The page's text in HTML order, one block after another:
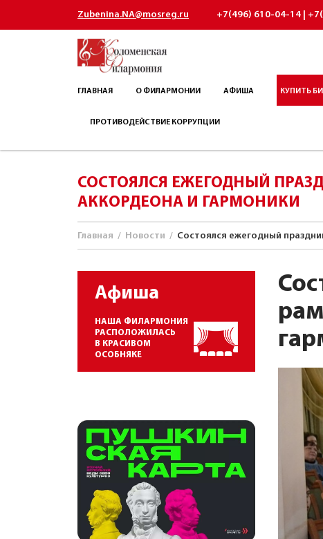
Zubenina.NA@mosreg.ru +7(496) 610-04-14 |
ГЛАВНАЯ О ФИЛАРМОНИИ АФИША КУПИТЬ
ПРОТИВОДЕЙСТВИЕ КОРРУПЦИИ
СОСТОЯЛСЯ ЕЖЕГОДНЫЙ
АККОРДЕОНА И ГАРМОНИКИ
Главная / Новости / Состоялся ежегодный
Афиша
НАША ФИЛАРМОНИЯ
РАСПОЛОЖИЛАСЬ
В КРАСИВОМ
ОСОБНЯКЕ